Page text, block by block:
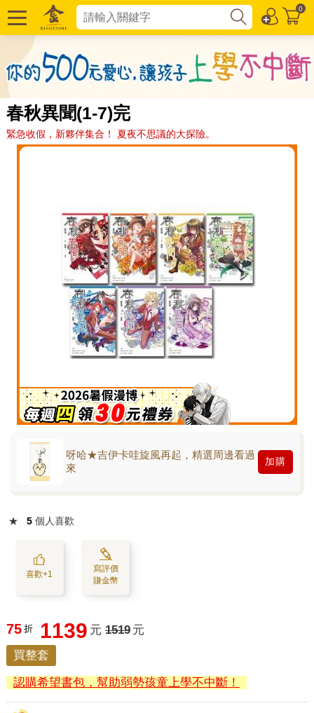
0
春秋異聞(1-7)完
緊急收假，新夥伴集合！ 夏夜不思議的大探險。
呀哈★吉伊卡哇旋風再起，精選周邊看過
來
加購
★ 5 個人喜歡
喜歡+1
寫評價
賺金幣
75 折 1139 元 1519 元
買整套
認購希望書包，幫助弱勢孩童上學不中斷！